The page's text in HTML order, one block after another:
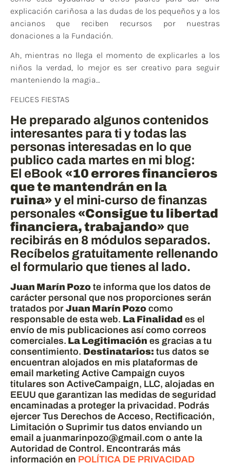
explicación cariñosa a las dudas de los pequeños y a los
ancianos que reciben recursos por nuestras
donaciones a la Fundación.
Ah, mientras no llega el momento de explicarles a los
niños la verdad, lo mejor es ser creativo para seguir
manteniendo la magia…
FELICES FIESTAS
He preparado algunos contenidos
interesantes para ti y todas las
personas interesadas en lo que
publico cada martes en mi blog:
El eBook «10 errores financieros
que te mantendrán en la
ruina»y el mini-curso de finanzas
personales«Consigue tu libertad
financiera, trabajando» que
recibirás en 8 módulos separados.
Recíbelos gratuitamente rellenando
el formulario que tienes al lado.
Juan Marín Pozo te informa que los datos de
carácter personal que nos proporciones serán
tratados por Juan Marín Pozo como
responsable de esta web. La Finalidad es el
envío de mis publicaciones así como correos
comerciales. La Legitimación es gracias a tu
consentimiento. Destinatarios: tus datos se
encuentran alojados en mis plataformas de
email marketing Active Campaign cuyos
titulares son ActiveCampaign, LLC, alojadas en
EEUU que garantizan las medidas de seguridad
encaminadas a proteger la privacidad. Podrás
ejercer Tus Derechos de Acceso, Rectificación,
Limitación o Suprimir tus datos enviando un
email a juanmarinpozo@gmail.com o ante la
Autoridad de Control. Encontrarás más
información en POLÍTICA DE PRIVACIDAD